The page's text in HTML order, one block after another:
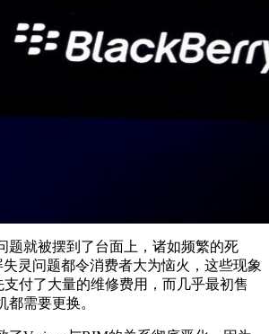
题就被摆到了台面上，诸如频繁的死
灵问题都令消费者大为恼火，这些现象
支付了大量的维修费用，而几乎最初售
都需要更换。